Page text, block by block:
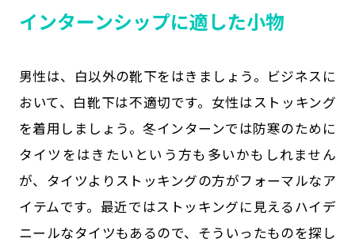
インターンシップに適した小物
男性は、白以外の靴下をはきましょう。ビジネスに
おいて、白靴下は不適切です。女性はストッキング
を着用しましょう。冬インターンでは防寒のために
タイツをはきたいという方も多いかもしれません
が、タイツよりストッキングの方がフォーマルなア
イテムです。最近ではストッキングに見えるハイデ
ニールなタイツもあるので、そういったものを探し